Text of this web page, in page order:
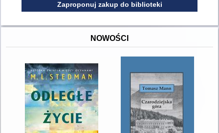
Zaproponuj zakup do biblioteki
NOWOŚCI